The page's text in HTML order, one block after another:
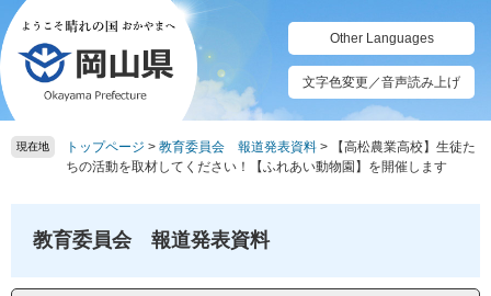
ペ
ー
ジ
の
先
頭
メ
ニ
ュ
ー
を
飛
Other Languages
文字色変更／音声読み上げ
現在地 トップページ > 教育委員会 報道発表資料 >
【高松農業高校】生徒た
ちの活動を取材してください！【ふれあい動物園】を開催します
教育委員会 報道発表資料